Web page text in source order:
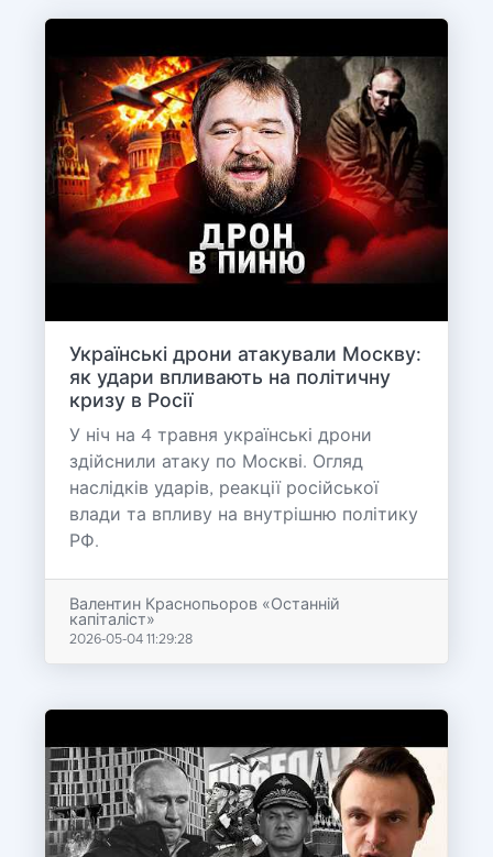
Українські дрони атакували Москву:
як удари впливають на політичну
кризу в Росії
У ніч на 4 травня українські дрони
здійснили атаку по Москві. Огляд
наслідків ударів, реакції російської
влади та впливу на внутрішню політику
РФ.
Валентин Краснопьоров «Останній
капіталіст»
2026-05-04 11:29:28